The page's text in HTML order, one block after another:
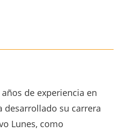
de experiencia en
desarrollado su carrera
Lunes, como